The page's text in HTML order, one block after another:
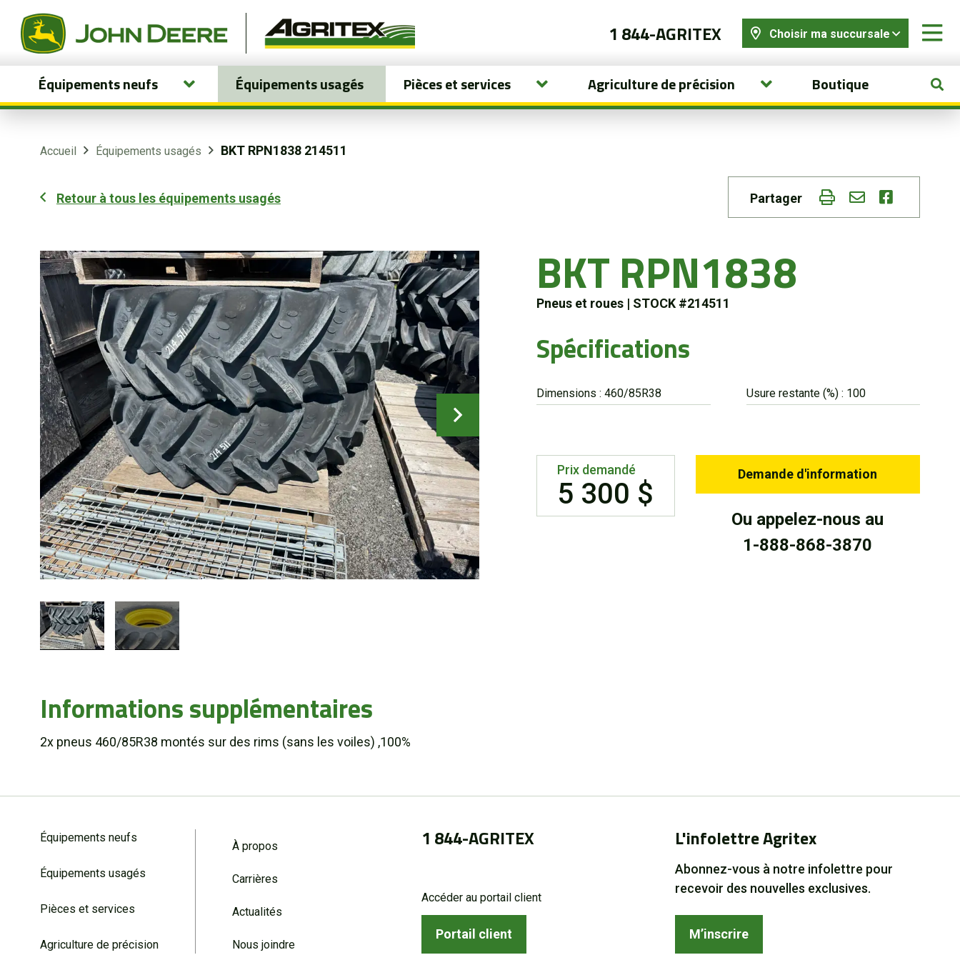
1 844-AGRITEX Choisir ma succursale
Équipements neufs Équipements usagés Pièces et services Agriculture de précision Boutique
Accueil Équipements usagés BKT RPN1838 214511
Retour à tous les équipements usagés Partager
BKT RPN1838
Pneus et roues | STOCK #214511
Spécifications
Dimensions : 460/85R38 Usure restante (%) : 100
Prix demandé
5 300 $
Demande d'information
Ou appelez-nous au
1-888-868-3870
Informations supplémentaires
2x pneus 460/85R38 montés sur des rims (sans les voiles) ,100%
Équipements neufs
Équipements usagés
Pièces et services
Agriculture de précision
À propos
Carrières
Actualités
Nous joindre
1 844-AGRITEX
Accéder au portail client
Portail client
L'infolettre Agritex
Abonnez-vous à notre infolettre pour
recevoir des nouvelles exclusives.
M’inscrire
Équipements neufs
Équipements usagés
Boutique
Portail client
À propos
Promotions
Carrières
Actualités
Nous joindre